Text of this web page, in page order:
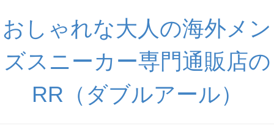
おしゃれな大人の海外メン
ズスニーカー専門通販店の
RR（ダブルアール）